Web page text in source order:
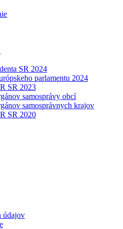
SR 2024
parlamentu 2024
SR 2023
samosprávy obcí
samosprávnych krajov
SR 2020
údajov